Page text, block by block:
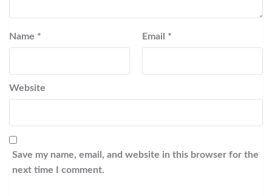
Name * Email *
Website
Save my name, email, and website in this browser for the
next time I comment.